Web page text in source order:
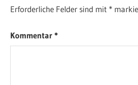
Erforderliche Felder sind mit *
Kommentar*